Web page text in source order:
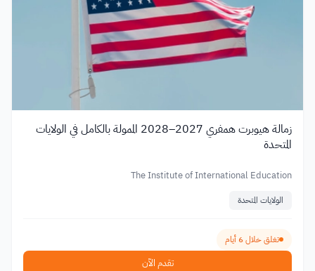
زمالة هيوبرت همفري 2027–2028 الممولة بالكامل في الولايات
المتحدة
The Institute of International Education
الولايات المتحدة
تغلق خلال 6 أيام
تقدم الآن